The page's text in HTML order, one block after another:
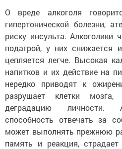
О вреде алкоголя
гипертонической болезни,
риску инсульта.
подагрой, у них снижается
цепляется легче. Высокая
напитков и их действие на
нередко приводят к
разрушает клетки мозга,
деградацию личности.
способность отвечать за
может выполнять прежнюю
память и реакция,